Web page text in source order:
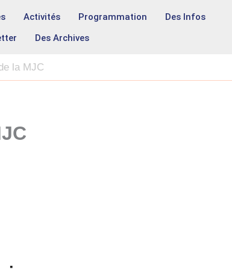
Activités Programmation
Des Infos
Des Archives
la MJC